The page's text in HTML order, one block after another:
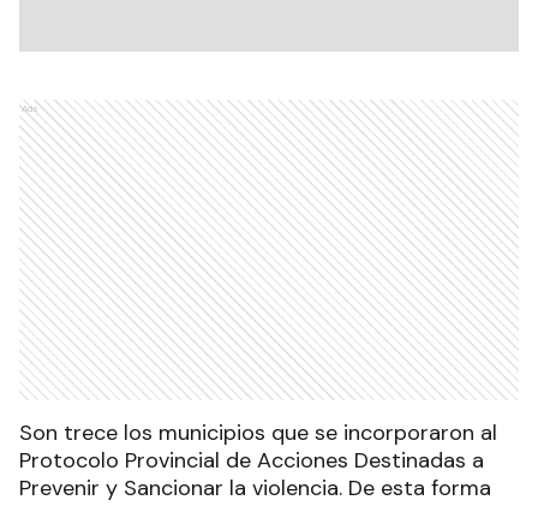
Ads
Son trece los municipios que se incorporaron al
Protocolo Provincial de Acciones Destinadas a
Prevenir y Sancionar la violencia. De esta forma